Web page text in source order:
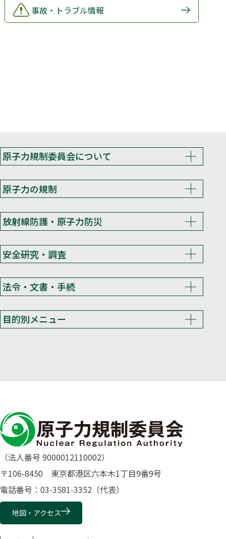
事故・トラブル情報
原子力規制委員会について
原子力の規制
放射線防護・原子力防災
安全研究・調査
法令・文書・手続
目的別メニュー
（法人番号 9000012110002）
〒106-8450 東京都港区六本木1丁目9番9号
電話番号：03-3581-3352（代表）
地図・アクセス